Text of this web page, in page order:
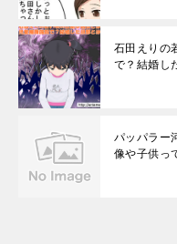
石田えりの
で？結婚し
パッパラー
像や子供っ